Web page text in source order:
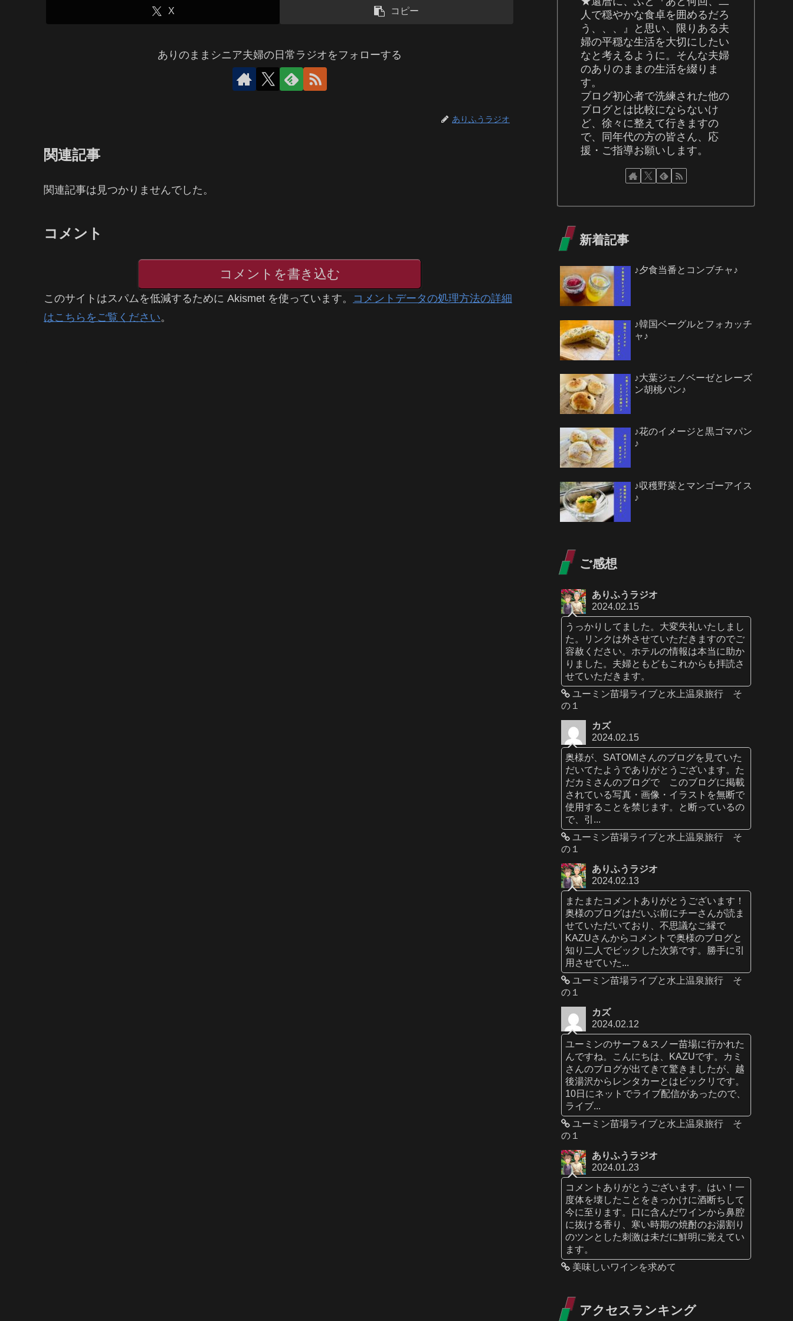
X コピー
ありのままシニア夫婦の日常ラジオをフォローする
ありふうラジオ
関連記事
関連記事は見つかりませんでした。
コメント
コメントを書き込む
このサイトはスパムを低減するために Akismet を使っています。 コメントデータの処理方法の詳細
はこちらをご覧ください。
人で穏やかな食卓を囲めるだろ
う、、、』と思い、限りある夫
婦の平穏な生活を大切にしたい
なと考えるように。そんな夫婦
のありのままの生活を綴りま
す。
ブログ初心者で洗練された他の
ブログとは比較にならないけ
ど、徐々に整えて行きますの
で、同年代の方の皆さん、応
援・ご指導お願いします。
新着記事
♪夕食当番とコンブチャ♪
♪韓国ベーグルとフォカッチ
ャ♪
♪大葉ジェノベーゼとレーズ
ン胡桃パン♪
♪花のイメージと黒ゴマパン
♪
♪収穫野菜とマンゴーアイス
♪
ご感想
ありふうラジオ
2024.02.15
うっかりしてました。大変失礼いたしまし
た。リンクは外させていただきますのでご
容赦ください。ホテルの情報は本当に助か
りました。夫婦ともどもこれからも拝読さ
せていただきます。
ユーミン苗場ライブと水上温泉旅行 そ
の１
カズ
2024.02.15
奥様が、SATOMIさんのブログを見ていた
だいてたようでありがとうございます。た
だカミさんのブログで このブログに掲載
されている写真・画像・イラストを無断で
使用することを禁じます。と断っているの
で、引...
ユーミン苗場ライブと水上温泉旅行 そ
の１
ありふうラジオ
2024.02.13
またまたコメントありがとうございます！
奥様のブログはだいぶ前にチーさんが読ま
せていただいており、不思議なご縁で
KAZUさんからコメントで奥様のブログと
知り二人でビックした次第です。勝手に引
用させていた...
ユーミン苗場ライブと水上温泉旅行 そ
の１
カズ
2024.02.12
ユーミンのサーフ＆スノー苗場に行かれた
んですね。こんにちは、KAZUです。カミ
さんのブログが出てきて驚きましたが、越
後湯沢からレンタカーとはビックリです。
10日にネットでライブ配信があったので、
ライブ...
ユーミン苗場ライブと水上温泉旅行 そ
の１
ありふうラジオ
2024.01.23
コメントありがとうございます。はい！一
度体を壊したことをきっかけに酒断ちして
今に至ります。口に含んだワインから鼻腔
に抜ける香り、寒い時期の焼酎のお湯割り
のツンとした刺激は未だに鮮明に覚えてい
ます。
美味しいワインを求めて
アクセスランキング